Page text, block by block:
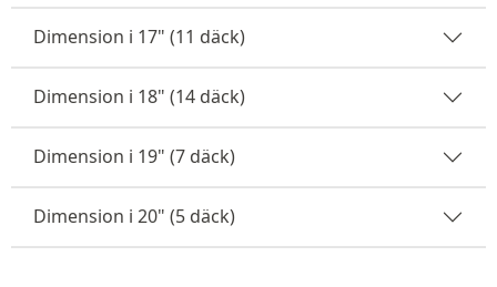
Dimension i 17" (11 däck)
Dimension i 18" (14 däck)
Dimension i 19" (7 däck)
Dimension i 20" (5 däck)